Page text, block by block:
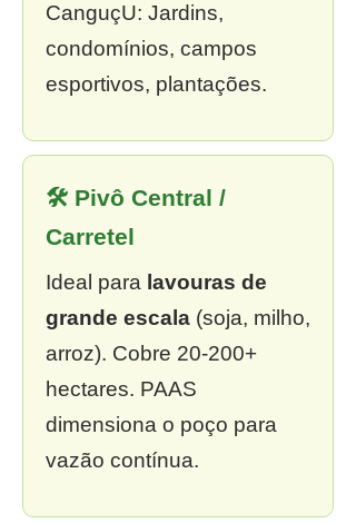
CanguçU: Jardins,
condomínios, campos
esportivos, plantações.
🛠 Pivô Central /
Carretel
Ideal para lavouras de
grande escala (soja, milho,
arroz). Cobre 20-200+
hectares. PAAS
dimensiona o poço para
vazão contínua.